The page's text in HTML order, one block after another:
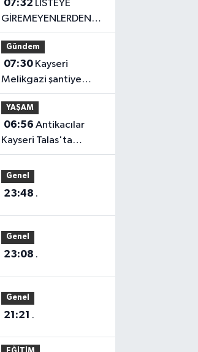
07:32
GİREMEYENLERDEN
SERT AÇIKLAMA
Gündem
07:30
Melikgazi şantiye
alanına döndü
YAŞAM
06:56 Antikacılar
Kayseri Talas'ta
buluşuyor
Genel
23:48 .
Genel
23:08 .
Genel
21:21 .